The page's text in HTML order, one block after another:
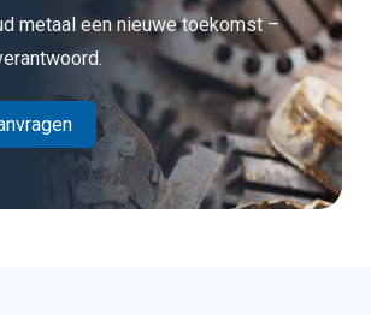
metaal een nieuwe toekomst –